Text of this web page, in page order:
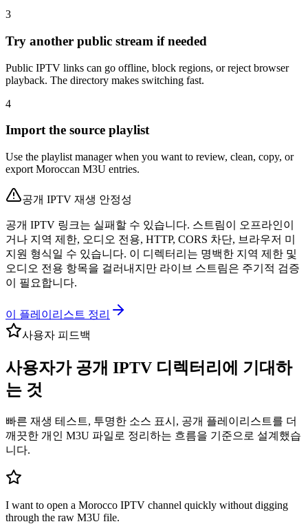
3
Try another public stream if needed
Public IPTV links can go offline, block regions, or reject browser
playback. The directory makes switching fast.
4
Import the source playlist
Use the playlist manager when you want to review, clean, copy, or
export Moroccan M3U entries.
공개 IPTV 재생 안정성
공개 IPTV 링크는 실패할 수 있습니다. 스트림이 오프라인이
거나 지역 제한, 오디오 전용, HTTP, CORS 차단, 브라우저 미
지원 형식일 수 있습니다. 이 디렉터리는 명백한 지역 제한 및
오디오 전용 항목을 걸러내지만 라이브 스트림은 주기적 검증
이 필요합니다.
이 플레이리스트 정리
사용자 피드백
사용자가 공개 IPTV 디렉터리에 기대하
는 것
빠른 재생 테스트, 투명한 소스 표시, 공개 플레이리스트를 더
깨끗한 개인 M3U 파일로 정리하는 흐름을 기준으로 설계했습
니다.
I want to open a Morocco IPTV channel quickly without digging
through the raw M3U file.